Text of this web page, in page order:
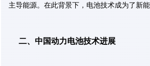
主导能源。在此背景下，电池技术成为了新能
二、中国动力电池技术进展